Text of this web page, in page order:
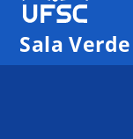
Sala Verde